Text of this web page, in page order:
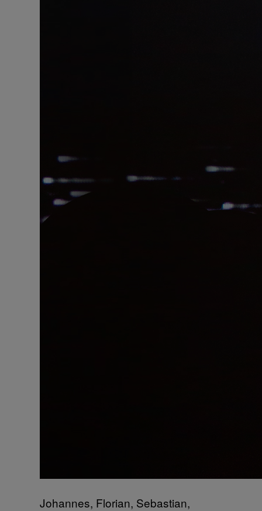
Johannes, Florian, Sebastian,